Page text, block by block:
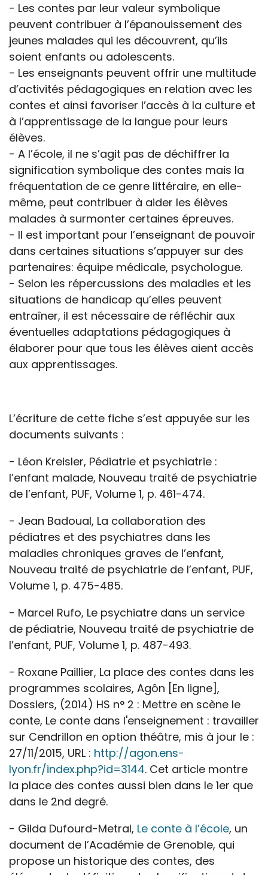
- Les contes par leur valeur symbolique
peuvent contribuer à l’épanouissement des
jeunes malades qui les découvrent, qu’ils
soient enfants ou adolescents.
- Les enseignants peuvent offrir une multitude
d’activités pédagogiques en relation avec les
contes et ainsi favoriser l’accès à la culture et
à l’apprentissage de la langue pour leurs
élèves.
- A l’école, il ne s’agit pas de déchiffrer la
signification symbolique des contes mais la
fréquentation de ce genre littéraire, en elle-
même, peut contribuer à aider les élèves
malades à surmonter certaines épreuves.
- Il est important pour l’enseignant de pouvoir
dans certaines situations s’appuyer sur des
partenaires: équipe médicale, psychologue.
- Selon les répercussions des maladies et les
situations de handicap qu’elles peuvent
entraîner, il est nécessaire de réfléchir aux
éventuelles adaptations pédagogiques à
élaborer pour que tous les élèves aient accès
aux apprentissages.
L’écriture de cette fiche s’est appuyée sur les
documents suivants :
- Léon Kreisler, Pédiatrie et psychiatrie :
l’enfant malade, Nouveau traité de psychiatrie
de l’enfant, PUF, Volume 1, p. 461-474.
- Jean Badoual, La collaboration des
pédiatres et des psychiatres dans les
maladies chroniques graves de l’enfant,
Nouveau traité de psychiatrie de l’enfant, PUF,
Volume 1, p. 475-485.
- Marcel Rufo, Le psychiatre dans un service
de pédiatrie, Nouveau traité de psychiatrie de
l’enfant, PUF, Volume 1, p. 487-493.
- Roxane Paillier, La place des contes dans les
programmes scolaires, Agôn [En ligne],
Dossiers, (2014) HS n° 2 : Mettre en scène le
conte, Le conte dans l'enseignement : travailler
sur Cendrillon en option théâtre, mis à jour le :
27/11/2015, URL : http://agon.ens-
lyon.fr/index.php?id=3144. Cet article montre
la place des contes aussi bien dans le 1er que
dans le 2nd degré.
- Gilda Dufourd-Metral, Le conte à l’école, un
document de l’Académie de Grenoble, qui
propose un historique des contes, des